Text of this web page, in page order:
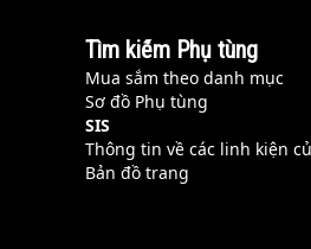
Tìm kiếm Phụ tùng
Mua sắm theo danh mục
Sơ đồ Phụ tùng
SIS
Thông tin về các linh kiện
Bản đồ trang